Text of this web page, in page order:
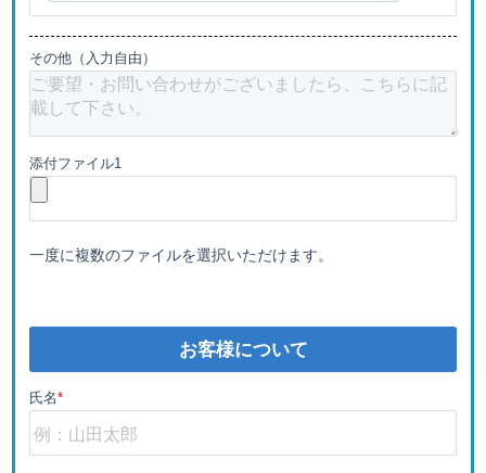
その他（入力自由）
添付ファイル1
一度に複数のファイルを選択いただけます。
お客様について
氏名*